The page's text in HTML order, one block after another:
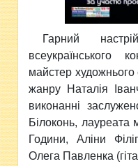
Гарний
всеукраїнського
майстер
жанру Наталія
виконанні
Білоконь, лауреата
Години, Аліни
Олега Павленка